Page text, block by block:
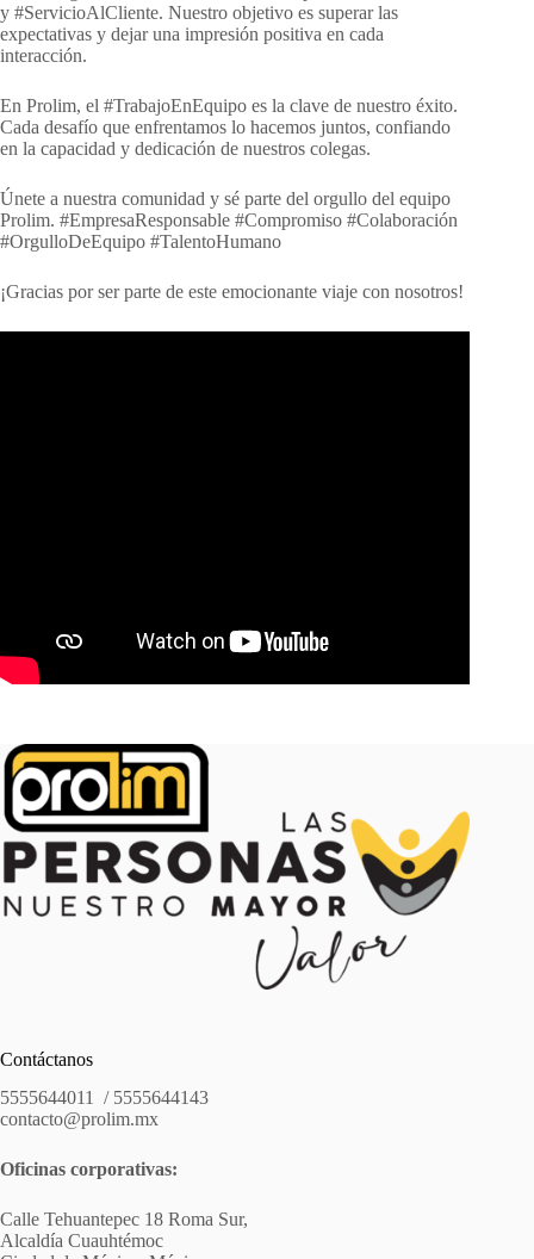
y #ServicioAlCliente. Nuestro objetivo es superar las
expectativas y dejar una impresión positiva en cada
interacción.
En Prolim, el #TrabajoEnEquipo es la clave de nuestro éxito.
Cada desafío que enfrentamos lo hacemos juntos, confiando
en la capacidad y dedicación de nuestros colegas.
Únete a nuestra comunidad y sé parte del orgullo del equipo
Prolim. #EmpresaResponsable #Compromiso #Colaboración
#OrgulloDeEquipo #TalentoHumano
¡Gracias por ser parte de este emocionante viaje con nosotros!
Contáctanos
5555644011 / 5555644143
contacto@prolim.mx
Oficinas corporativas:
Calle Tehuantepec 18 Roma Sur,
Alcaldía Cuauhtémoc